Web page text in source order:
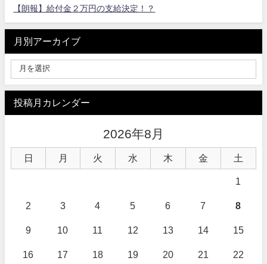
【朗報】給付金２万円の支給決定！？
月別アーカイブ
投稿月カレンダー
2026年8月
日 月 火 水 木 金 土
1
2 3 4 5 6 7 8
9 10 11 12 13 14 15
16 17 18 19 20 21 22